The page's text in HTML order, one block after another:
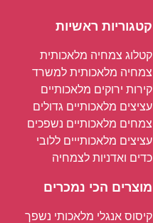
קטגוריות ראשיות
קטלוג צמחיה מלאכותית
צמחיה מלאכותית למשרד
קירות ירוקים מלאכותיים
עציצים מלאכותיים גדולים
צמחים מלאכותיים נשפכים
עציצים מלאכותייים ללובי
כדים ואדניות לצמחיה
מוצרים הכי נמכרים
קיסוס אנגלי מלאכותי נשפך